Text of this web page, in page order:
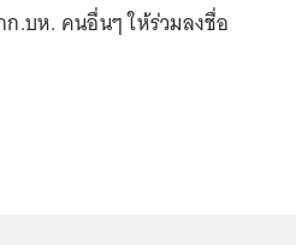
.บห. คนอื่นๆ ให้ร่วมลงชื่อ